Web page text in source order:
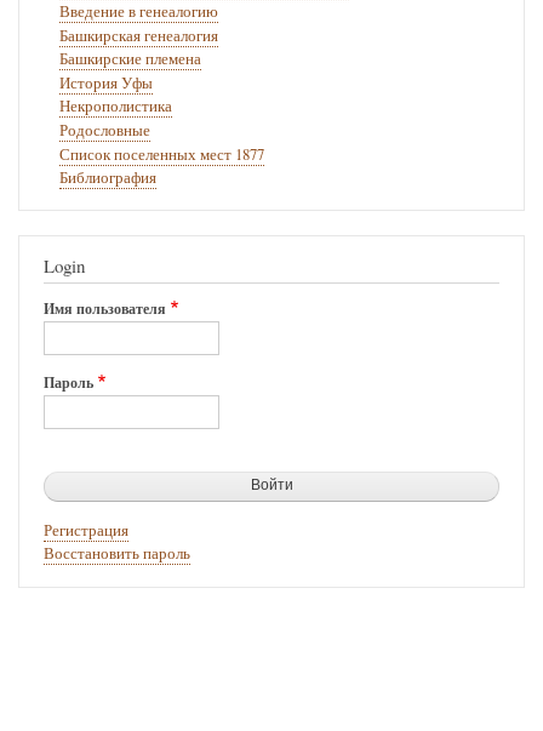
Введение в генеалогию
Башкирская генеалогия
Башкирские племена
История Уфы
Некрополистика
Родословные
Список поселенных мест 1877
Библиография
Login
Имя пользователя
Пароль
Регистрация
Восстановить пароль